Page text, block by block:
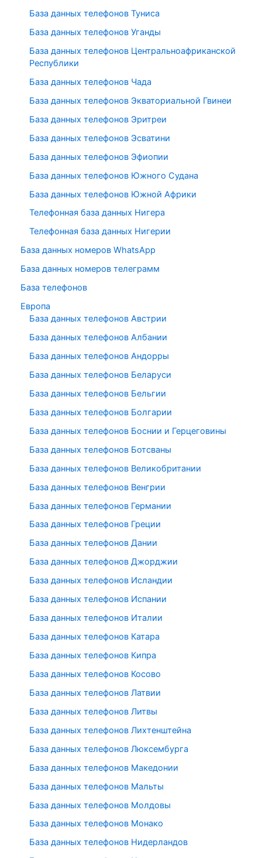
База данных телефонов Туниса
База данных телефонов Уганды
База данных телефонов Центральноафриканской
Республики
База данных телефонов Чада
База данных телефонов Экваториальной Гвинеи
База данных телефонов Эритреи
База данных телефонов Эсватини
База данных телефонов Эфиопии
База данных телефонов Южного Судана
База данных телефонов Южной Африки
Телефонная база данных Нигера
Телефонная база данных Нигерии
База данных номеров WhatsApp
База данных номеров телеграмм
База телефонов
Европа
База данных телефонов Австрии
База данных телефонов Албании
База данных телефонов Андорры
База данных телефонов Беларуси
База данных телефонов Бельгии
База данных телефонов Болгарии
База данных телефонов Боснии и Герцеговины
База данных телефонов Ботсваны
База данных телефонов Великобритании
База данных телефонов Венгрии
База данных телефонов Германии
База данных телефонов Греции
База данных телефонов Дании
База данных телефонов Джорджии
База данных телефонов Исландии
База данных телефонов Испании
База данных телефонов Италии
База данных телефонов Катара
База данных телефонов Кипра
База данных телефонов Косово
База данных телефонов Латвии
База данных телефонов Литвы
База данных телефонов Лихтенштейна
База данных телефонов Люксембурга
База данных телефонов Македонии
База данных телефонов Мальты
База данных телефонов Молдовы
База данных телефонов Монако
База данных телефонов Нидерландов